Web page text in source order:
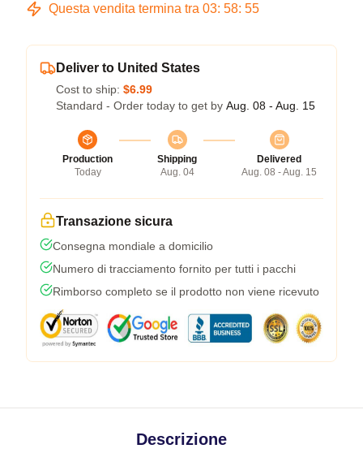
Questa vendita termina tra 03: 58: 54
Deliver to United States
Cost to ship: $6.99
Standard - Order today to get by Aug. 08 - Aug. 15
Production
Today
Shipping
Aug. 04
Delivered
Aug. 08 - Aug. 15
Transazione sicura
Consegna mondiale a domicilio
Numero di tracciamento fornito per tutti i pacchi
Rimborso completo se il prodotto non viene ricevuto
Descrizione